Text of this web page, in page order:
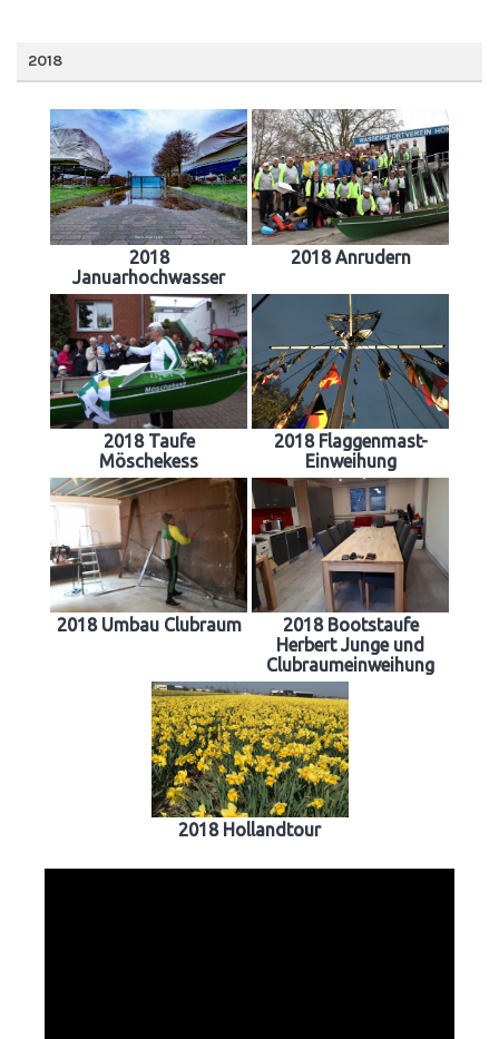
2018
2018
Januarhochwasser
2018 Anrudern
2018 Taufe
Möschekess
2018 Flaggenmast-
Einweihung
2018 Umbau Clubraum
2018 Bootstaufe
Herbert Junge und
Clubraumeinweihung
2018 Hollandtour